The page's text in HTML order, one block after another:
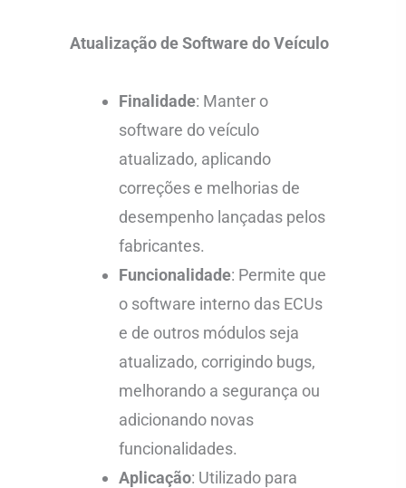
Atualização de Software do Veículo
Finalidade: Manter o
software do veículo
atualizado, aplicando
correções e melhorias de
desempenho lançadas pelos
fabricantes.
Funcionalidade: Permite que
o software interno das ECUs
e de outros módulos seja
atualizado, corrigindo bugs,
melhorando a segurança ou
adicionando novas
funcionalidades.
Aplicação: Utilizado para